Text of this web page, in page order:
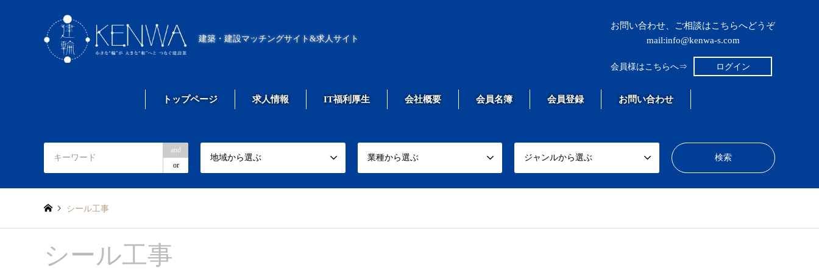
建築・建設マッチングサイト&求人サイト
お問い合わせ、ご相談はこちらへどうぞ
mail:info@kenwa-s.com
会員様はこちらへ⇒ ログイン
トップページ 求人情報 IT福利厚生 会社概要 会員名簿 会員登録 お問い合わせ
and
or
地域から選ぶ 業種から選ぶ ジャンルから選ぶ
シール工事
シール工事